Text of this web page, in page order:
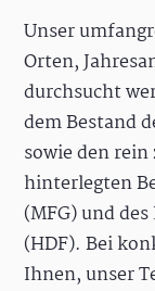
Unser
Orten,
durchsucht
dem Bestand
sowie den rein
hinterlegten
(MFG) und
(HDF). Bei
Ihnen, unser